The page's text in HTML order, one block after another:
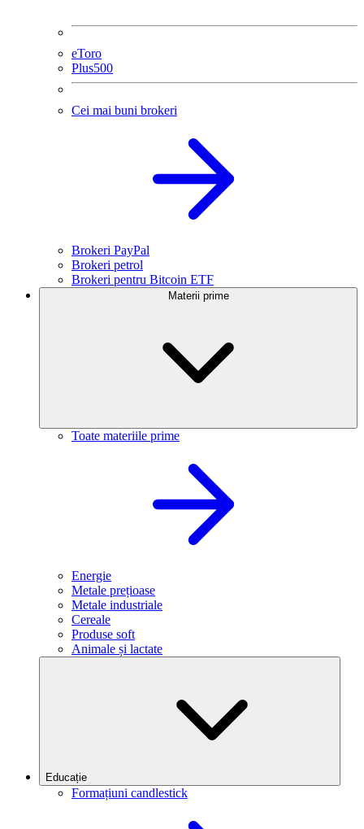
eToro
Plus500
Cei mai buni brokeri
Brokeri PayPal
Brokeri petrol
Brokeri pentru Bitcoin ETF
Materii prime
Toate materiile prime
Energie
Metale prețioase
Metale industriale
Cereale
Produse soft
Animale și lactate
Educație
Formațiuni candlestick